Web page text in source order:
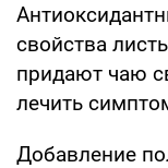
свойства
придают чаю
лечить
Добавление